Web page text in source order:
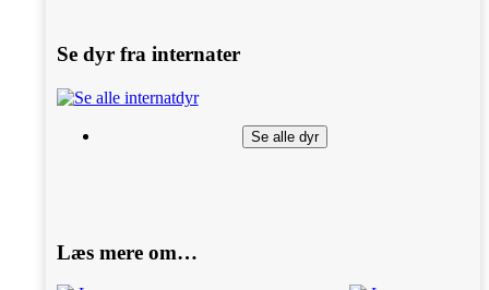
Se dyr fra internater
Se alle dyr
Læs mere om…